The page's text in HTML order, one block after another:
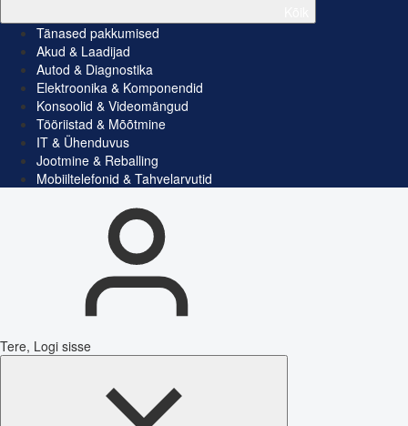
Tänased pakkumised
Akud & Laadijad
Autod & Diagnostika
Elektroonika & Komponendid
Konsoolid & Videomängud
Tööriistad & Mõõtmine
IT & Ühenduvus
Jootmine & Reballing
Mobiiltelefonid & Tahvelarvutid
Tere, Logi sisse